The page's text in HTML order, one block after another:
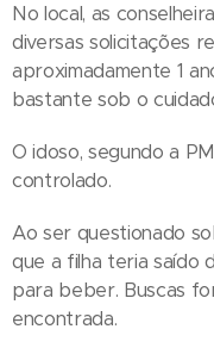
No local, as
diversas solicitações
aproximadamente 1
bastante sob o
O idoso, segundo a
controlado.
Ao ser questionado
que a filha teria saído
para beber. Buscas
encontrada.